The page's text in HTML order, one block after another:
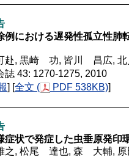
例における遅発性孤立性肺
赴, 黒崎 功, 皆川 昌広,
誌 43: 1270-1275, 2010
] [全文 ( PDF 538KB)]
症状で発症した虫垂原発印
之, 松尾 達也, 森 大輔,